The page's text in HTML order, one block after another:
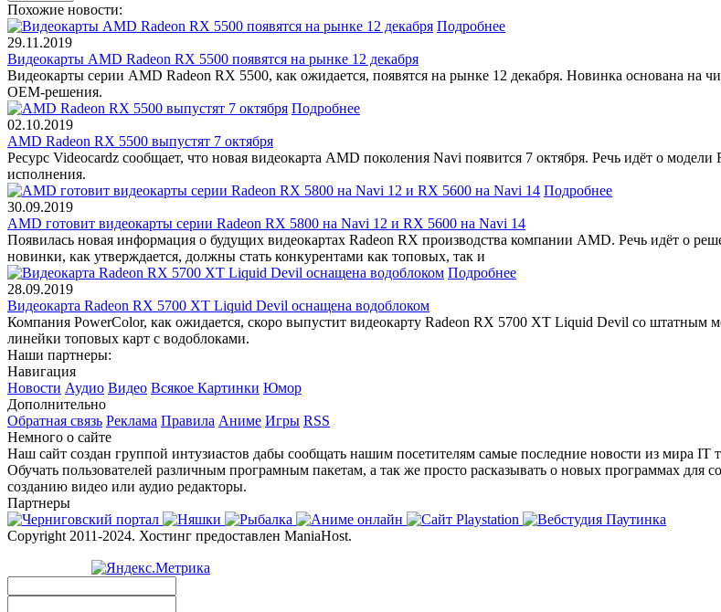
Похожие новости:
Подробнее
29.11.2019
Видеокарты AMD Radeon RX 5500 появятся на рынке 12 декабря
Видеокарты серии AMD Radeon RX 5500, как ожидается, появятся на рынке 12 декабря. Новинка основана на
OEM-решения.
Подробнее
02.10.2019
AMD Radeon RX 5500 выпустят 7 октября
Ресурс Videocardz сообщает, что новая видеокарта AMD поколения Navi появится 7 октября. Речь идёт о
исполнения.
Подробнее
30.09.2019
AMD готовит видеокарты серии Radeon RX 5800 на Navi 12 и RX 5600 на Navi 14
Появилась новая информация о будущих видеокартах Radeon RX производства компании AMD. Речь идёт о
новинки, как утверждается, должны стать конкурентами как топовых, так и
Подробнее
28.09.2019
Видеокарта Radeon RX 5700 XT Liquid Devil оснащена водоблоком
Компания PowerColor, как ожидается, скоро выпустит видеокарту Radeon RX 5700 XT Liquid Devil со штатным
линейки топовых карт с водоблоками.
Наши партнеры:
Навигация
Новости Аудио Видео Всякое Картинки Юмор
Дополнительно
Обратная связь Реклама Правила Аниме Игры RSS
Немного о сайте
Наш сайт создан группой интузиастов дабы сообщать нашим посетителям самые последние новости из мира
Обучать пользователей различным програмным пакетам, а так же просто расказывать о новых программах
созданию видео или аудио редакторы.
Партнеры
Copyright 2011-2024. Хостинг предоставлен ManiaHost.